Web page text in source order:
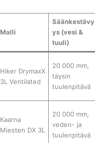
Malli
Säänkestävy
ys (vesi &
tuuli)
Hiker DrymaxX
3L Ventilated
20 000 mm,
täysin
tuulenpitävä
Kaarna
Miesten DX 3L
20 000 mm,
veden- ja
tuulenpitävä